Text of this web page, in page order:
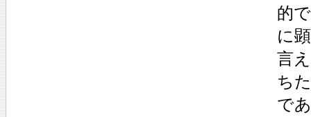
的
に
言
ち
で